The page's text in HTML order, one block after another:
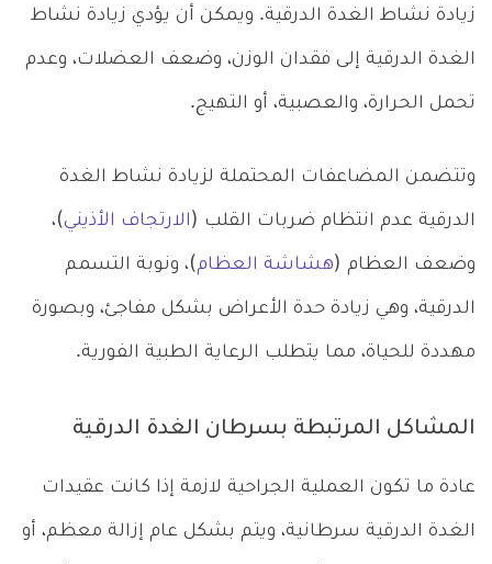
زيادة نشاط الغدة الدرقية. ويمكن أن يؤدي زيادة نشاط
الغدة الدرقية إلى فقدان الوزن، وضعف العضلات، وعدم
تحمل الحرارة، والعصبية، أو التهيج.
وتتضمن المضاعفات المحتملة لزيادة نشاط الغدة
الدرقية عدم انتظام ضربات القلب ( الارتجاف الأذيني)،
وضعف العظام (هشاشة العظام)، ونوبة التسمم
الدرقية، وهي زيادة حدة الأعراض بشكل مفاجئ، وبصورة
مهددة للحياة، مما يتطلب الرعاية الطبية الفورية.
المشاكل المرتبطة بسرطان الغدة الدرقية
عادة ما تكون العملية الجراحية لازمة إذا كانت عقيدات
الغدة الدرقية سرطانية، ويتم بشكل عام إزالة معظم، أو